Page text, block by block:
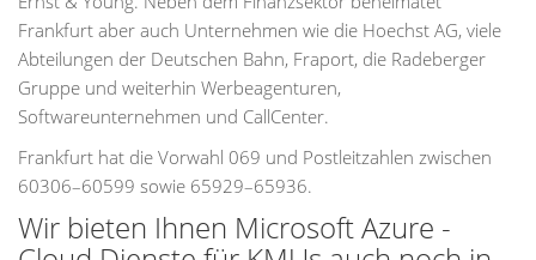
Frankfurt aber auch Unternehmen wie die Hoechst AG, viele
Abteilungen der Deutschen Bahn, Fraport, die Radeberger
Gruppe und weiterhin Werbeagenturen,
Softwareunternehmen und CallCenter.
Frankfurt hat die Vorwahl 069 und Postleitzahlen zwischen
60306–60599 sowie 65929–65936.
Wir bieten Ihnen Microsoft Azure -